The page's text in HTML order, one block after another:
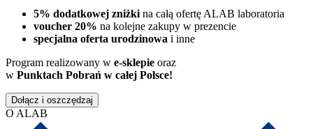
5% dodatkowej zniżki na całą ofertę ALAB laboratoria
voucher 20% na kolejne zakupy w prezencie
specjalna oferta urodzinowa i inne
Program realizowany w e-sklepie oraz
w Punktach Pobrań w całej Polsce!
Dołącz i oszczędzaj
O ALAB